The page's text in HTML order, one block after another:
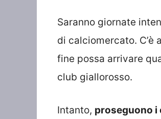
Saranno giornate
di calciomercato. C’è
fine possa arrivare
club giallorosso.
Intanto, proseguono i